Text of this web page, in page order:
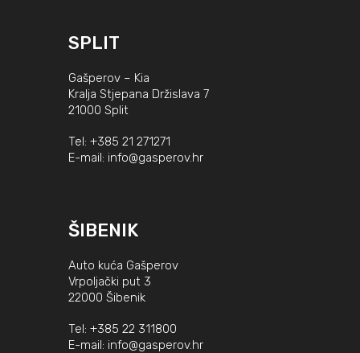
SPLIT
Gašperov – Kia
Kralja Stjepana Držislava 7
21000 Split
Tel: +385 21 271271
E-mail: info@gasperov.hr
ŠIBENIK
Auto kuća Gašperov
Vrpoljački put 3
22000 Šibenik
Tel: +385 22 311800
E-mail: info@gasperov.hr